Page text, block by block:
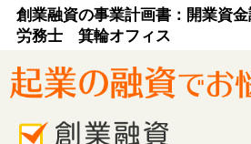
創業融資の事業計画書：開業資
労務士 箕輪オフィス